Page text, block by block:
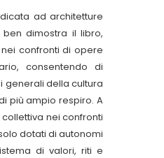
ad architetture
dimostra il libro,
confronti di opere
consentendo di
generali della cultura
più ampio respiro. A
nei confronti
dotati di autonomi
di valori, riti e